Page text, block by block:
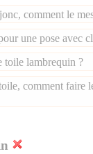
comment le
une pose avec
toile lambrequin ?
comment faire